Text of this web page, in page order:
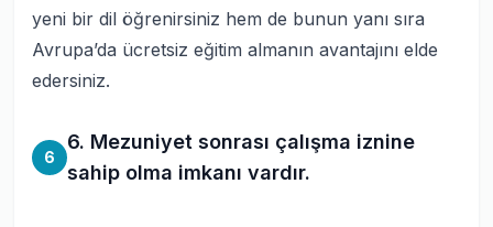
yeni bir dil öğrenirsiniz hem de bunun yanı sıra
Avrupa’da ücretsiz eğitim almanın avantajını elde
edersiniz.
6
6. Mezuniyet sonrası çalışma iznine
sahip olma imkanı vardır.